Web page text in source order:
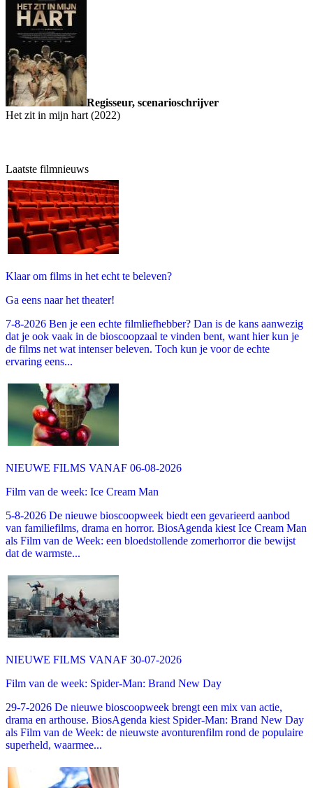
Regisseur, scenarioschrijver
Het zit in mijn hart (2022)
Laatste filmnieuws
Klaar om films in het echt te beleven?
Ga eens naar het theater!
7-8-2026 Ben je een echte filmliefhebber? Dan is de kans aanwezig
dat je ook vaak in de bioscoopzaal te vinden bent, want hier kun je
de films net wat intenser beleven. Toch kun je voor de echte
ervaring eens...
NIEUWE FILMS VANAF 06-08-2026
Film van de week: Ice Cream Man
5-8-2026 De nieuwe bioscoopweek biedt een gevarieerd aanbod
van familiefilms, drama en horror. BiosAgenda kiest Ice Cream Man
als Film van de Week: een bloedstollende zomerhorror die bewijst
dat de warmste...
NIEUWE FILMS VANAF 30-07-2026
Film van de week: Spider-Man: Brand New Day
29-7-2026 De nieuwe bioscoopweek brengt een mix van actie,
drama en arthouse. BiosAgenda kiest Spider-Man: Brand New Day
als Film van de Week: de nieuwste avonturenfilm rond de populaire
superheld, waarmee...